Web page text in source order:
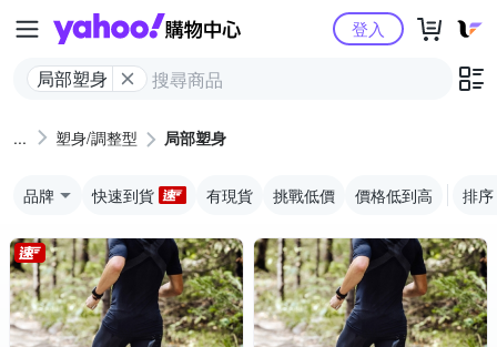
Yahoo購物中心
局部塑身
登入
塑身/調整型 局部塑身
品牌 快速到貨 有現貨 挑戰低價 價格低到高 排序